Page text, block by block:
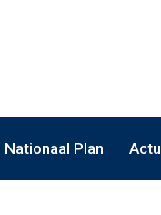
Nationaal Plan